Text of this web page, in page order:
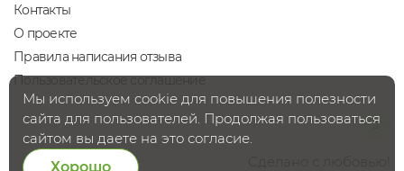
Контакты
О проекте
Правила написания отзыва
Пользовательское соглашение
Мы используем cookie для повышения полезности
сайта для пользователей. Продолжая пользоваться
сайтом вы даете на это согласие.
Хорошо